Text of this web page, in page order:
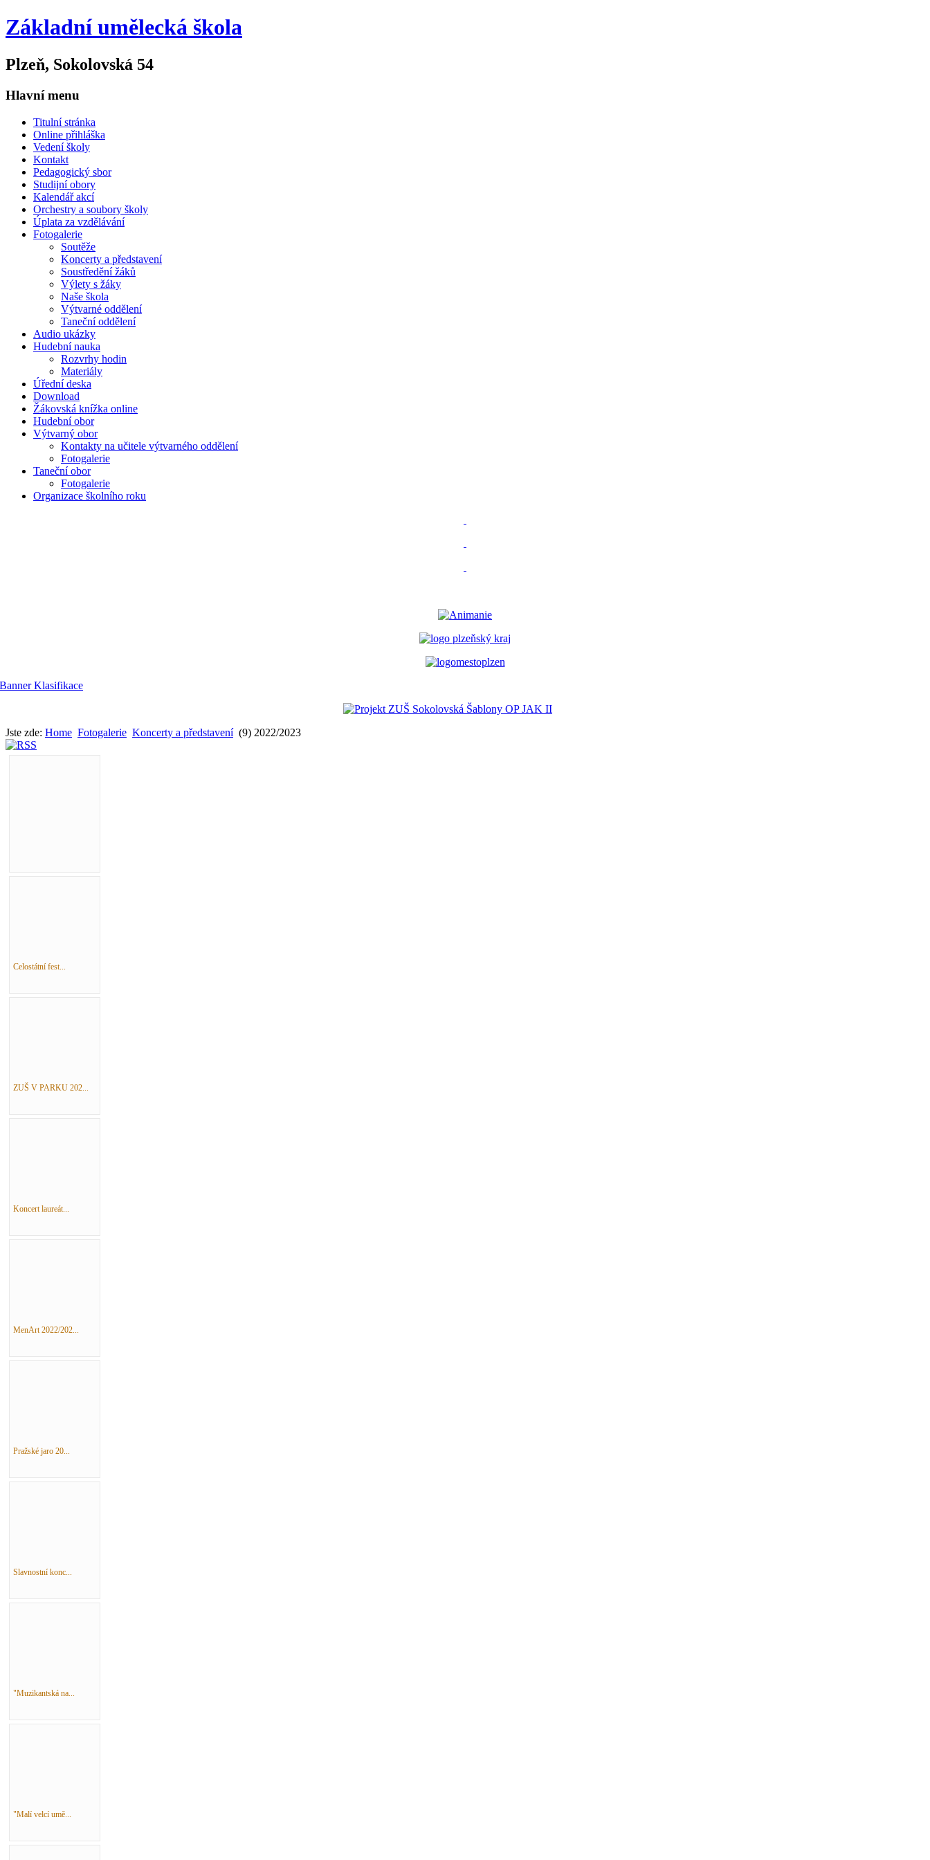
Základní umělecká škola
Plzeň, Sokolovská 54
Hlavní menu
Titulní stránka
Online přihláška
Vedení školy
Kontakt
Pedagogický sbor
Studijní obory
Kalendář akcí
Orchestry a soubory školy
Úplata za vzdělávání
Fotogalerie
Soutěže
Koncerty a představení
Soustředění žáků
Výlety s žáky
Naše škola
Výtvarné oddělení
Taneční oddělení
Audio ukázky
Hudební nauka
Rozvrhy hodin
Materiály
Úřední deska
Download
Žákovská knížka online
Hudební obor
Výtvarný obor
Kontakty na učitele výtvarného oddělení
Fotogalerie
Taneční obor
Fotogalerie
Organizace školního roku
Jste zde: Home Fotogalerie Koncerty a představení (9) 2022/2023
Celostátní fest...
ZUŠ V PARKU 202...
Koncert laureát...
MenArt 2022/202...
Pražské jaro 20...
Slavnostní konc...
"Muzikantská na...
"Malí velcí umě...